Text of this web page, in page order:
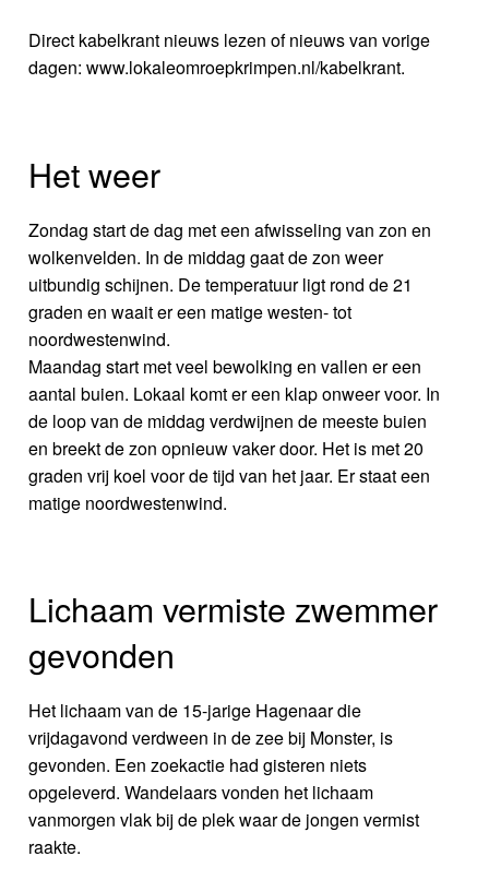
Direct kabelkrant nieuws lezen of nieuws van vorige
dagen: www.lokaleomroepkrimpen.nl/kabelkrant.
Het weer
Zondag start de dag met een afwisseling van zon en
wolkenvelden. In de middag gaat de zon weer
uitbundig schijnen. De temperatuur ligt rond de 21
graden en waait er een matige westen- tot
noordwestenwind.
Maandag start met veel bewolking en vallen er een
aantal buien. Lokaal komt er een klap onweer voor. In
de loop van de middag verdwijnen de meeste buien
en breekt de zon opnieuw vaker door. Het is met 20
graden vrij koel voor de tijd van het jaar. Er staat een
matige noordwestenwind.
Lichaam vermiste zwemmer
gevonden
Het lichaam van de 15-jarige Hagenaar die
vrijdagavond verdween in de zee bij Monster, is
gevonden. Een zoekactie had gisteren niets
opgeleverd. Wandelaars vonden het lichaam
vanmorgen vlak bij de plek waar de jongen vermist
raakte.